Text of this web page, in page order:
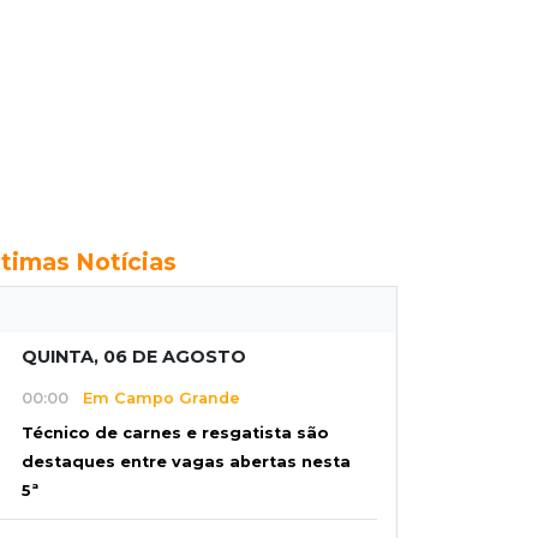
Notícias
QUINTA, 06 DE AGOSTO
00:00 Em Campo Grande
Técnico de carnes e resgatista são
destaques entre vagas abertas nesta
5ª